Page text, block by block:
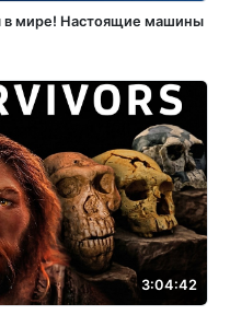
мире! Настоящие машины
3:04:42